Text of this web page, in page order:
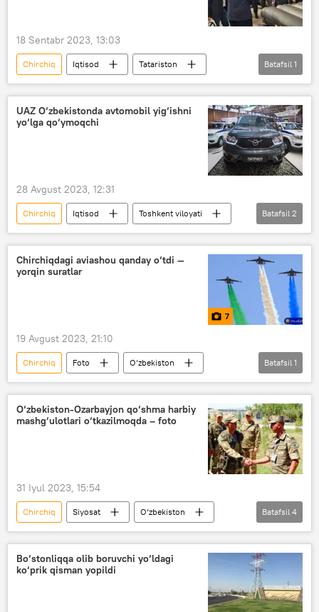
18 Sentabr 2023, 13:03
Chirchiq Iqtisod
Tatariston
O‘zbekiston - Rossiya
Batafsil 1
UAZ O‘zbekistonda avtomobil yig‘ishni
yo‘lga qo‘ymoqchi
28 Avgust 2023, 12:31
Chirchiq Iqtisod
Toshkent viloyati
texnopark
O‘zbekiston
Batafsil 2
Chirchiqdagi aviashou qanday o‘tdi —
yorqin suratlar
7
19 Avgust 2023, 21:10
Chirchiq Foto
O‘zbekiston
Mudofaa vazirligi
Batafsil 1
O‘zbekiston-Ozarbayjon qo‘shma harbiy
mashg‘ulotlari o‘tkazilmoqda – foto
31 Iyul 2023, 15:54
Chirchiq Siyosat
O‘zbekiston
Ozarbayjon
Toshkent viloyati
harbiy hamkorlik
taktik o‘quv mashg‘ulotlari
Batafsil 4
Bo‘stonliqqa olib boruvchi yo‘ldagi
ko‘prik qisman yopildi